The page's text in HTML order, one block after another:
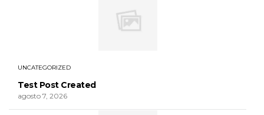
UNCATEGORIZED
Test Post Created
agosto 7, 2026